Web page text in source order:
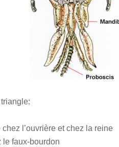
l’ouvrière et chez la reine
le faux-bourdon